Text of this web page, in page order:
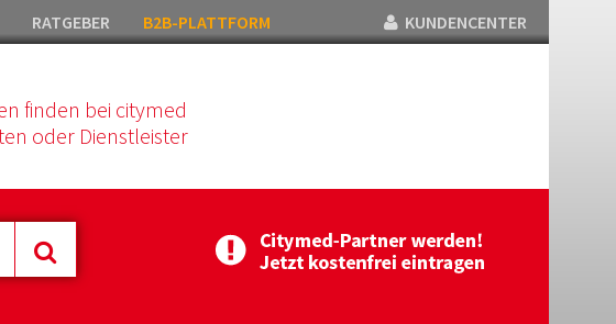
RATGEBER B2B-PLATTFORM KUNDENCENTER
finden bei citymed
oder Dienstleister